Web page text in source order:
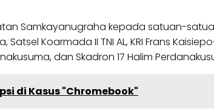
Samkayanugraha kepada satuan-
Koarmada II TNI AL, KRI Frans
dan Skadron 17 Halim
di Kasus "Chromebook"